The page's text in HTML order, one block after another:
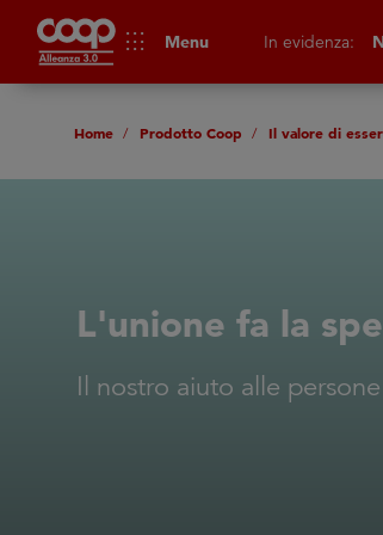
apps Menu In evidenza:
Home Prodotto Coop Il valore di
L'unione fa la
Il nostro aiuto alle